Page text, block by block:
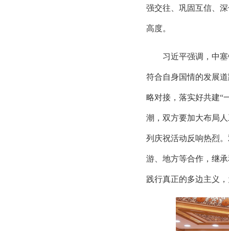
强交往、巩固互信、
高度。
习近平强调，中
符合自身国情的发展
略对接，落实好共建“
潮，双方要加大布局
列庆祝活动反响热烈
游、地方等合作，继
践行真正的多边主义